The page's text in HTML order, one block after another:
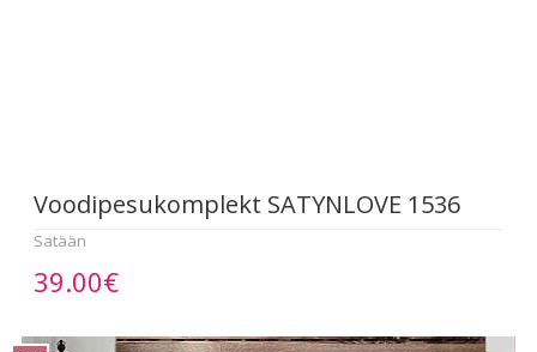
Voodipesukomplekt SATYNLOVE 1536
Satään
39.00€